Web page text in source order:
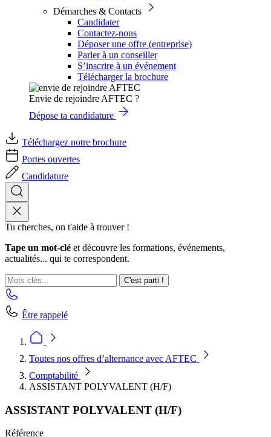
Démarches & Contacts
Candidater
Contactez-nous
Déposer une offre (entreprise)
Parler à un conseiller
S’inscrire à un événement
Télécharger la brochure
Envie de rejoindre AFTEC ?
Dépose ta candidature
Téléchargez notre brochure
Portes ouvertes
Candidature
Tu cherches, on t'aide à trouver !
Tape un mot-clé et découvre les formations, événements,
actualités... qui te correspondent.
C'est parti !
Être rappelé
Toutes nos offres d’alternance avec AFTEC
Comptabilité
ASSISTANT POLYVALENT (H/F)
ASSISTANT POLYVALENT (H/F)
Référence